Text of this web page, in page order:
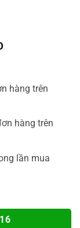
Giá
là:
hàng trên
hàng trên
lần mua